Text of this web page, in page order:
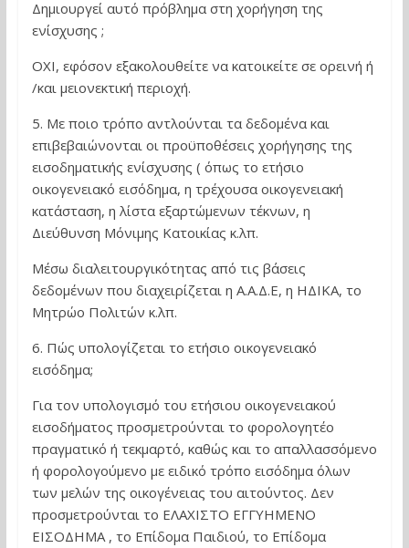
Δημιουργεί αυτό πρόβλημα στη χορήγηση της
ενίσχυσης ;
ΟΧΙ, εφόσον εξακολουθείτε να κατοικείτε σε ορεινή ή
/και μειονεκτική περιοχή.
5. Με ποιο τρόπο αντλούνται τα δεδομένα και
επιβεβαιώνονται οι προϋποθέσεις χορήγησης της
εισοδηματικής ενίσχυσης ( όπως το ετήσιο
οικογενειακό εισόδημα, η τρέχουσα οικογενειακή
κατάσταση, η λίστα εξαρτώμενων τέκνων, η
Διεύθυνση Μόνιμης Κατοικίας κ.λπ.
Μέσω διαλειτουργικότητας από τις βάσεις
δεδομένων που διαχειρίζεται η Α.Α.Δ.Ε, η ΗΔΙΚΑ, το
Μητρώο Πολιτών κ.λπ.
6. Πώς υπολογίζεται το ετήσιο οικογενειακό
εισόδημα;
Για τον υπολογισμό του ετήσιου οικογενειακού
εισοδήματος προσμετρούνται το φορολογητέο
πραγματικό ή τεκμαρτό, καθώς και το απαλλασσόμενο
ή φορολογούμενο με ειδικό τρόπο εισόδημα όλων
των μελών της οικογένειας του αιτούντος. Δεν
προσμετρούνται το ΕΛΑΧΙΣΤΟ ΕΓΓΥΗΜΕΝΟ
ΕΙΣΟΔΗΜΑ , το Επίδομα Παιδιού, το Επίδομα